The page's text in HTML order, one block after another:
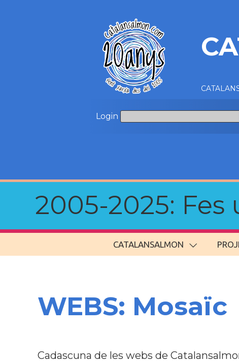
Login
2005-2025: Fes
CATALANSALMON
WEBS: Mosaïc
Cadascuna de les webs de